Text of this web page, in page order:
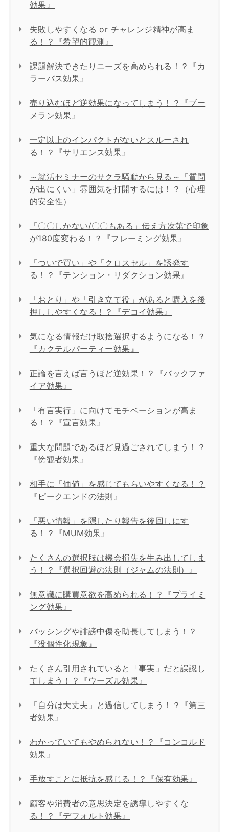
効果』
失敗しやすくなる or チャレンジ精神が高ま
る！？『希望的観測』
課題解決できたりニーズを高められる！？『カ
ラーバス効果』
売り込むほど逆効果になってしまう！？『ブー
メラン効果』
一定以上のインパクトがないとスルーされ
る！？『サリエンス効果』
～就活セミナーのサクラ騒動から見る～「質問
が出にくい」雰囲気を打開するには！？（心理
的安全性）
「〇〇しかない/〇〇もある」伝え方次第で印象
が180度変わる！？『フレーミング効果』
「ついで買い」や「クロスセル」を誘発す
る！？『テンション・リダクション効果』
「おとり」や「引き立て役」があると購入を後
押ししやすくなる！？『デコイ効果』
気になる情報だけ取捨選択するようになる！？
『カクテルパーティー効果』
正論を言えば言うほど逆効果！？『バックファ
イア効果』
「有言実行」に向けてモチベーションが高ま
る！？『宣言効果』
重大な問題であるほど見過ごされてしまう！？
『傍観者効果』
相手に「価値」を感じてもらいやすくなる！？
『ピークエンドの法則』
「悪い情報」を隠したり報告を後回しにす
る！？『MUM効果』
たくさんの選択肢は機会損失を生み出してしま
う！？『選択回避の法則（ジャムの法則）』
無意識に購買意欲を高められる！？『プライミ
ング効果』
バッシングや誹謗中傷を助長してしまう！？
『没個性化現象』
たくさん引用されていると「事実」だと誤認し
てしまう！？『ウーズル効果』
「自分は大丈夫」と過信してしまう！？『第三
者効果』
わかっていてもやめられない！？『コンコルド
効果』
手放すことに抵抗を感じる！？『保有効果』
顧客や消費者の意思決定を誘導しやすくな
る！？『デフォルト効果』